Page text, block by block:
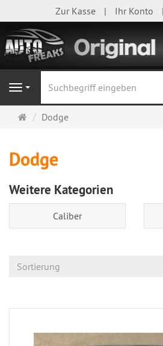
Zur Kasse Ihr Konto
Navigation
Startseite
Dodge
Dodge
Weitere Kategorien
Caliber
Sortierung